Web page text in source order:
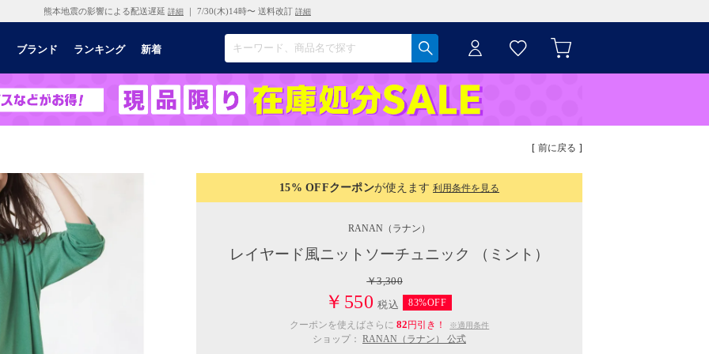
熊本地震の影響による配送遅延 詳細 ｜ 7/30(木)14時〜 送料改訂 詳細
ブランド ランキング 新着
[ 前に戻る ]
15% OFFクーポンが使えます 利用条件を見る
RANAN （ラナン）
レイヤード風ニットソーチュニック （ミント）
￥3,300
￥550 税込
83%OFF
クーポンを使えばさらに 82円引き！ ※適用条件
ショップ： RANAN（ラナン） 公式